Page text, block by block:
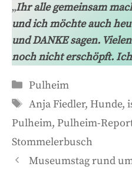
„Ihr alle gemeinsam
und ich möchte auch
und DANKE sagen.
noch nicht erschöpft.
Kategorien
Pulheim
Schlagwörter
Anja Fiedler, Hunde,
Pulheim, Pulheim-
Stommelerbusch
Museumstag rund